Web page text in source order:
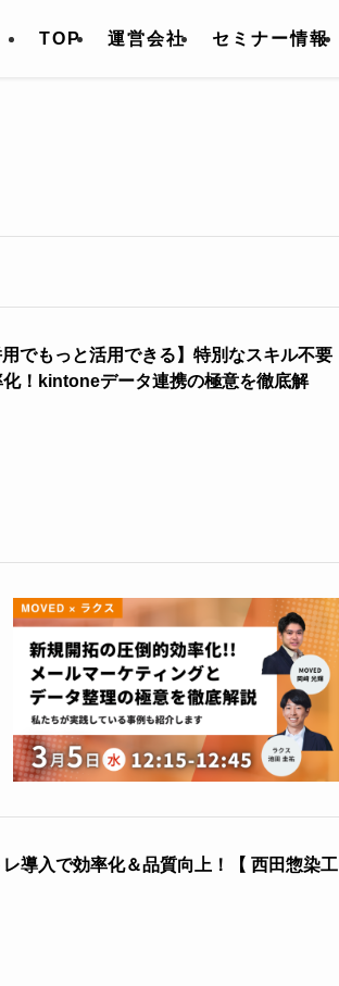
TOP 運営会社 セミナー情報
でもっと活用できる】特別なスキル不要
！kintoneデータ連携の極意を徹底解
導入で効率化＆品質向上！【 西田惣染工